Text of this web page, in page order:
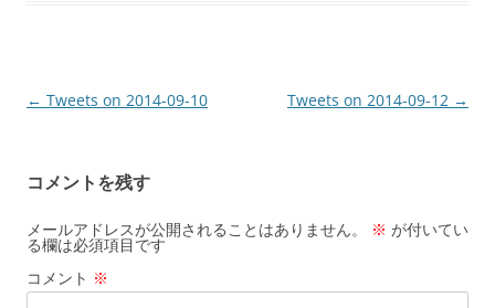
投
ビ
ゲ
ー
シ
← Tweets on 2014-09-10 Tweets on 2014-09-12 →
コメントを残す
メールアドレスが公開されることはありません。 ※ が付いてい
る欄は必須項目です
コメント ※